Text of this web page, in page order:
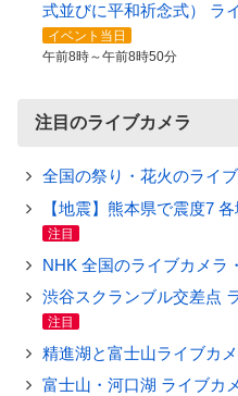
式並びに平和祈念式） ラ
イベント当日
午前8時～午前8時50分
注目のライブカメラ
全国の祭り・花火のライ
【地震】熊本県で震度7
注目
NHK 全国のライブカメラ
渋谷スクランブル交差点
注目
精進湖と富士山ライブカ
富士山・河口湖 ライブカ